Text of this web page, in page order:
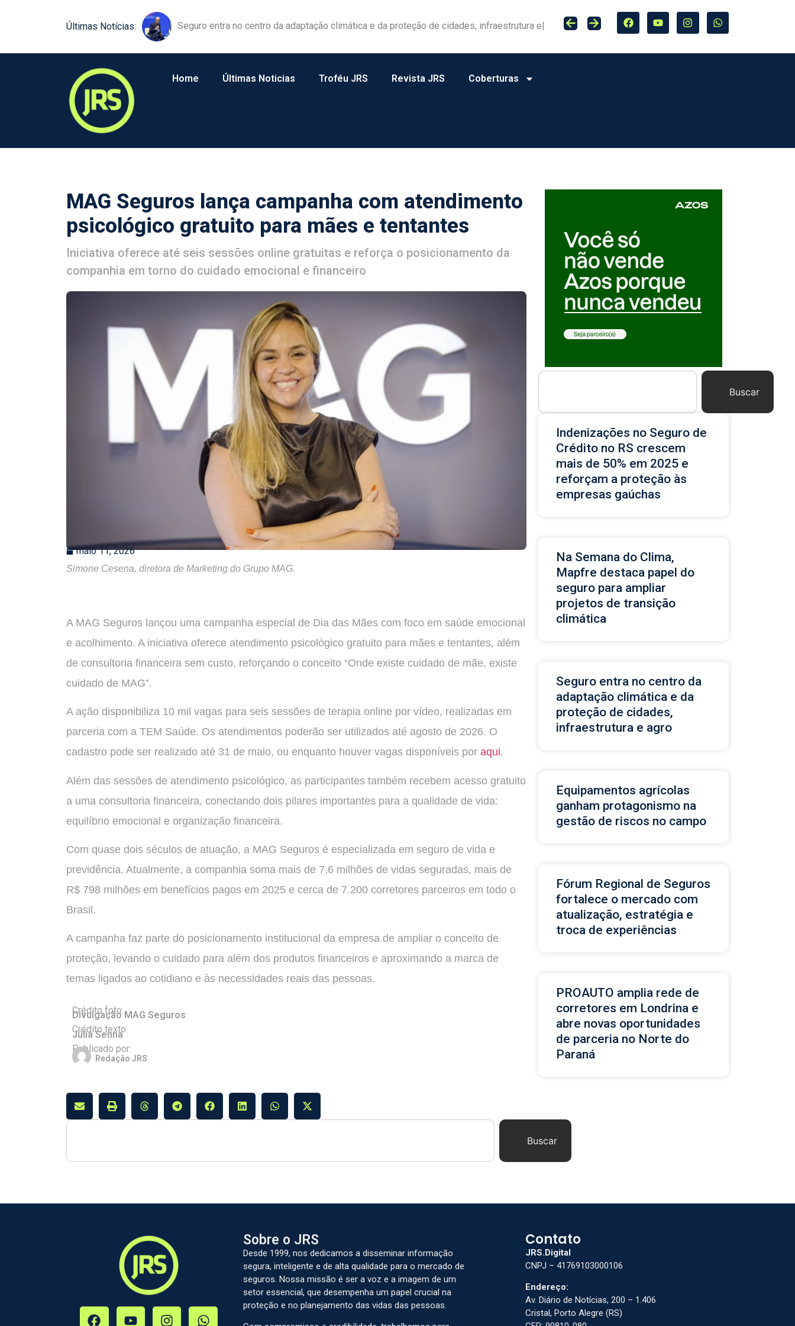
Últimas Notícias: Equipamentos agrícolas ganham protagonismo na gestão de riscos no campo
Home Últimas Noticias Troféu JRS Revista JRS Coberturas
MAG Seguros lança campanha com atendimento
psicológico gratuito para mães e tentantes
Iniciativa oferece até seis sessões online gratuitas e reforça o posicionamento da
companhia em torno do cuidado emocional e financeiro
maio 11, 2026
Simone Cesena, diretora de Marketing do Grupo MAG.
A MAG Seguros lançou uma campanha especial de Dia das Mães com foco em saúde emocional
e acolhimento. A iniciativa oferece atendimento psicológico gratuito para mães e tentantes, além
de consultoria financeira sem custo, reforçando o conceito “Onde existe cuidado de mãe, existe
cuidado de MAG”.
A ação disponibiliza 10 mil vagas para seis sessões de terapia online por vídeo, realizadas em
parceria com a TEM Saúde. Os atendimentos poderão ser utilizados até agosto de 2026. O
cadastro pode ser realizado até 31 de maio, ou enquanto houver vagas disponíveis por aqui.
Além das sessões de atendimento psicológico, as participantes também recebem acesso gratuito
a uma consultoria financeira, conectando dois pilares importantes para a qualidade de vida:
equilíbrio emocional e organização financeira.
Com quase dois séculos de atuação, a MAG Seguros é especializada em seguro de vida e
previdência. Atualmente, a companhia soma mais de 7,6 milhões de vidas seguradas, mais de
R$ 798 milhões em benefícios pagos em 2025 e cerca de 7.200 corretores parceiros em todo o
Brasil.
A campanha faz parte do posicionamento institucional da empresa de ampliar o conceito de
proteção, levando o cuidado para além dos produtos financeiros e aproximando a marca de
temas ligados ao cotidiano e às necessidades reais das pessoas.
Crédito foto:
Divulgação MAG Seguros
Crédito texto:
Júlia Senna
Publicado por:
Redação JRS
Buscar
Buscar
Indenizações no Seguro de
Crédito no RS crescem
mais de 50% em 2025 e
reforçam a proteção às
empresas gaúchas
Na Semana do Clima,
Mapfre destaca papel do
seguro para ampliar
projetos de transição
climática
Seguro entra no centro da
adaptação climática e da
proteção de cidades,
infraestrutura e agro
Equipamentos agrícolas
ganham protagonismo na
gestão de riscos no campo
Fórum Regional de Seguros
fortalece o mercado com
atualização, estratégia e
troca de experiências
PROAUTO amplia rede de
corretores em Londrina e
abre novas oportunidades
de parceria no Norte do
Paraná
Sobre o JRS
Desde 1999, nos dedicamos a disseminar informação
segura, inteligente e de alta qualidade para o mercado de
seguros. Nossa missão é ser a voz e a imagem de um
setor essencial, que desempenha um papel crucial na
proteção e no planejamento das vidas das pessoas.
Contato
JRS.Digital
CNPJ – 41769103000106
Endereço:
Av. Diário de Notícias, 200 – 1.406
Cristal, Porto Alegre (RS)